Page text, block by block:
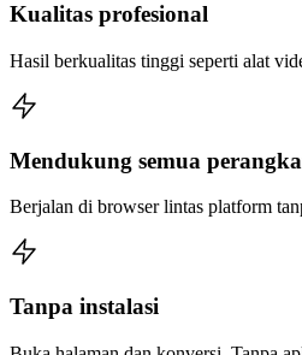
Kualitas profesional
Hasil berkualitas tinggi seperti alat
Mendukung semua
Berjalan di browser lintas platform
Tanpa instalasi